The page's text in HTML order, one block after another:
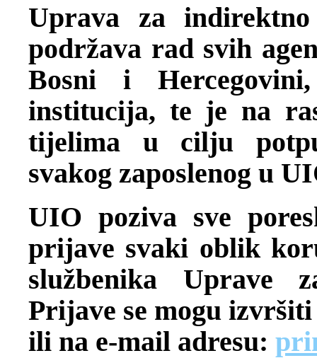
Uprava za
podržava rad svih
Bosni i
institucija, te je na
tijelima u cilju
svakog zaposlenog u
UIO poziva sve
prijave svaki oblik
službenika Uprave
Prijave se mogu
ili na e-mail adresu: